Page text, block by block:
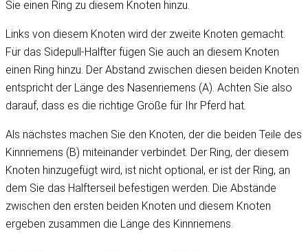
Sie einen Ring zu diesem Knoten hinzu.
Links von diesem Knoten wird der zweite Knoten gemacht.
Für das Sidepull-Halfter fügen Sie auch an diesem Knoten
einen Ring hinzu. Der Abstand zwischen diesen beiden Knoten
entspricht der Länge des Nasenriemens (A). Achten Sie also
darauf, dass es die richtige Größe für Ihr Pferd hat.
Als nächstes machen Sie den Knoten, der die beiden Teile des
Kinnriemens (B) miteinander verbindet. Der Ring, der diesem
Knoten hinzugefügt wird, ist nicht optional, er ist der Ring, an
dem Sie das Halfterseil befestigen werden. Die Abstände
zwischen den ersten beiden Knoten und diesem Knoten
ergeben zusammen die Länge des Kinnriemens.